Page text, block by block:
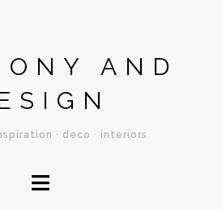
AND
· deco · interiors
≡